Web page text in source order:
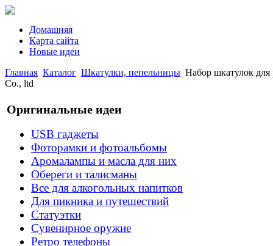
Домашняя
Карта сайта
Новые идеи
Главная Каталог Шкатулки, пепельницы Набор шкатулок
Co., ltd
Оригинальные идеи
USB гаджеты
Фоторамки и фотоальбомы
Аромалампы и масла для них
Обереги и талисманы
Все для алкогольных напитков
Для пикника и путешествий
Статуэтки
Сувенирное оружие
Ретро телефоны